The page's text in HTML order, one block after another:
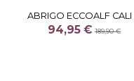
ABRIGO ECCOALF CALI
94,95 € 189,90 €